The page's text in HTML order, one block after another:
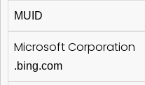
MUID
Microsoft Corporation
.bing.com